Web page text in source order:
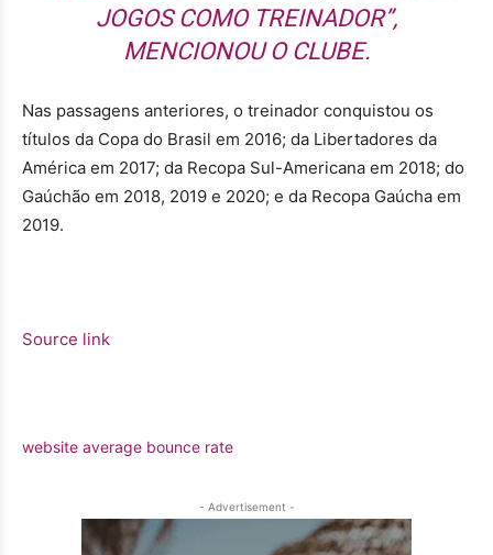
JOGOS COMO TREINADOR”,
MENCIONOU O CLUBE.
Nas passagens anteriores, o treinador conquistou os
títulos da Copa do Brasil em 2016; da Libertadores da
América em 2017; da Recopa Sul-Americana em 2018; do
Gaúchão em 2018, 2019 e 2020; e da Recopa Gaúcha em
2019.
Source link
website average bounce rate
- Advertisement -